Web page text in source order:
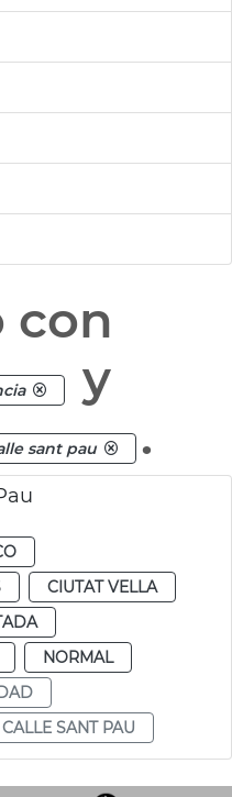
con
y
sant pau .
CIUTAT VELLA
NORMAL
CALLE SANT PAU